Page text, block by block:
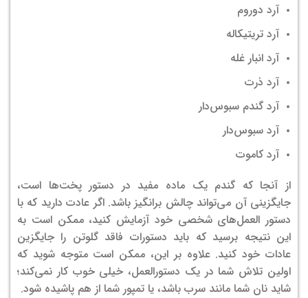
آرد دوروم
آرد تریتیکاله
آرد انبار غله
آرد ذرت
آرد گندم سبوس‌دار
آرد سبوس‌دار
آرد کاموت
از آنجا که گندم یک ماده مفید در دستور پخت‌ها است،
جایگزینی آن می‌تواند چالش برانگیز باشد. اگر عادت دارید که با
دستور العمل‌های شخصی خود آزمایش کنید، ممکن است به
این نتیجه برسید که باید دستورات فاقد گلوتن را جایگزین
عادات خود کنید. علاوه بر این، ممکن است متوجه شوید که
اولین تلاش شما در یک دستور‌العمل، خیلی خوب کار نمی‌کند؛
شاید نان شما مانند سرب باشد، یا تمپور شما از هم پاشیده شود.